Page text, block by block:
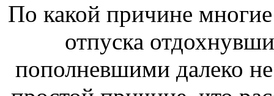
По какой причине
отпуска
пополневшими далеко